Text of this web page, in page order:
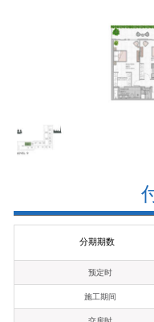
分期期数
预定时
施工期间